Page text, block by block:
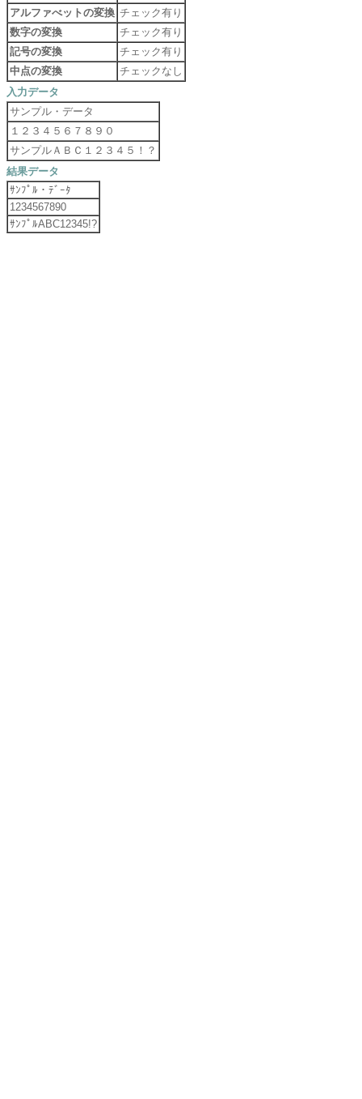
アルファべットの変換 チェック有り
数字の変換
チェック有り
記号の変換
チェック有り
中点の変換
チェックなし
入力データ
サンプル・データ
１２３４５６７８９０
サンプルＡＢＣ１２３４５！？
結果データ
ｻﾝﾌﾟﾙ・ﾃﾞｰﾀ
1234567890
ｻﾝﾌﾟﾙABC12345!?